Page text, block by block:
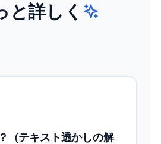
と詳しく
（テキスト透かしの解